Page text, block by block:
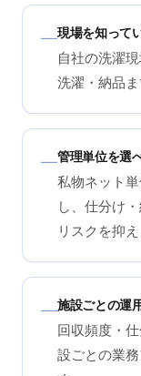
—現場を知って
自社の洗濯
洗濯・納品ま
—管理単位を選
私物ネット
し、仕分け
リスクを抑え
—施設ごとの運
回収頻度・
設ごとの業